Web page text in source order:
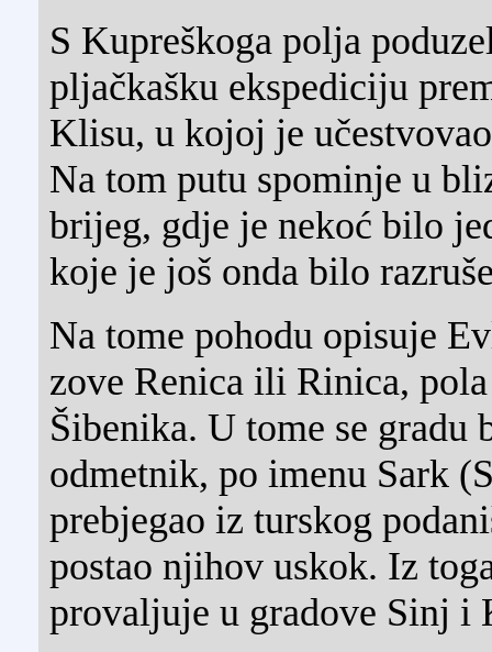
S Kupreškoga polja
pljačkašku ekspediciju
Klisu, u kojoj je
Na tom putu spominje u
brijeg, gdje je nekoć bilo
koje je još onda bilo
Na tome pohodu opisuje
zove Renica ili Rinica,
Šibenika. U tome se
odmetnik, po imenu Sark
prebjegao iz turskog
postao njihov uskok. Iz
provaljuje u gradove Sinj i